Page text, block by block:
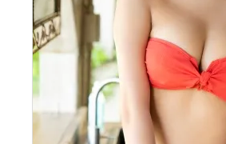
雑誌
S Cawaii! ME
声優写真集・フォトブック